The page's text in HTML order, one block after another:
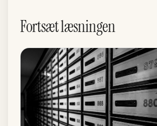
Fortsæt læsningen